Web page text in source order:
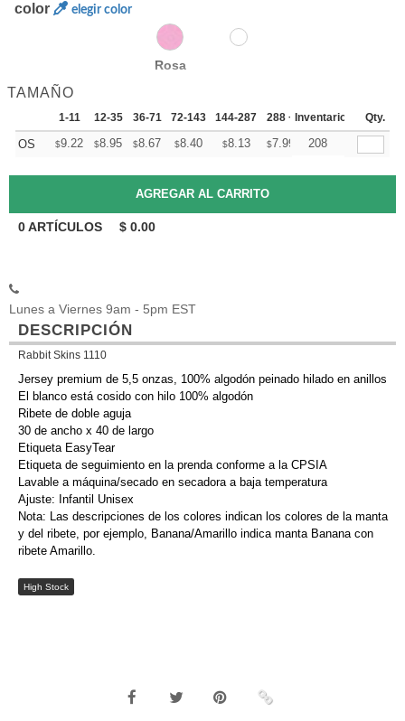
color elegir color
Rosa
TAMAÑO
1-11 12-35 36-71 72-143 144-287 288 + Mas
Inventario Qty.
OS $9.22 $8.95 $8.67 $8.40 $8.13 $7.99 +
208
0ARTÍCULOS $ 0.00
Lunes a Viernes 9am - 5pm EST
DESCRIPCIÓN
Rabbit Skins 1110
Jersey premium de 5,5 onzas, 100% algodón peinado hilado en anillos
El blanco está cosido con hilo 100% algodón
Ribete de doble aguja
30 de ancho x 40 de largo
Etiqueta EasyTear
Etiqueta de seguimiento en la prenda conforme a la CPSIA
Lavable a máquina/secado en secadora a baja temperatura
Ajuste: Infantil Unisex
Nota: Las descripciones de los colores indican los colores de la manta
y del ribete, por ejemplo, Banana/Amarillo indica manta Banana con
ribete Amarillo.
High Stock